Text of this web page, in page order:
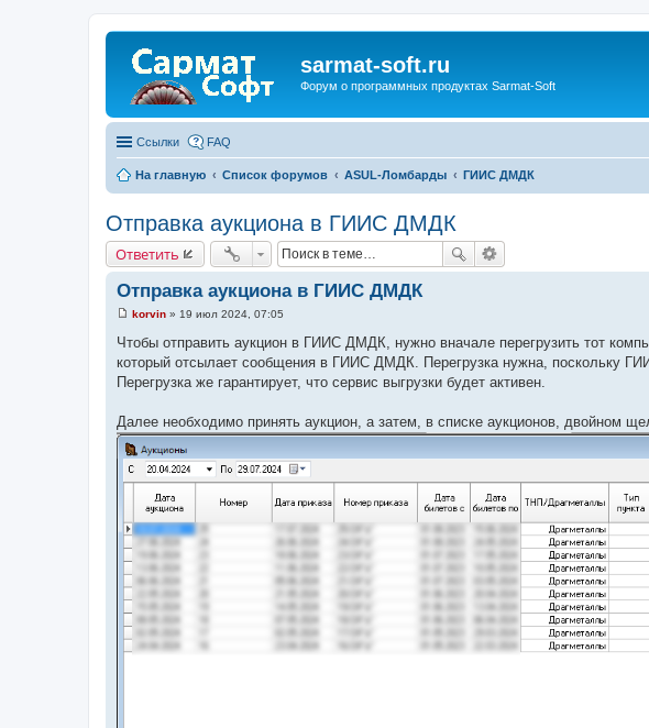
sarmat-soft.ru
Форум о программных продуктах Sarmat-Soft
Ссылки FAQ
На главную Список форумов ASUL-Ломбарды ГИИС ДМДК
Отправка аукциона в ГИИС ДМДК
Ответить
Отправка аукциона в ГИИС ДМДК
о
б
е
е
korvin » 19 июл 2024, 07:05
Чтобы отправить аукцион в ГИИС ДМДК, нужно вначале перегрузить тот
который отсылает сообщения в ГИИС ДМДК. Перегрузка нужна, поскольку
Перегрузка же гарантирует, что сервис выгрузки будет активен.
Далее необходимо принять аукцион, а затем, в списке аукционов, двойном